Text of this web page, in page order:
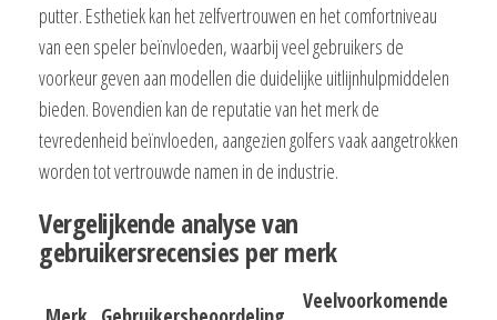
putter. Esthetiek kan het zelfvertrouwen en het comfortniveau
van een speler beïnvloeden, waarbij veel gebruikers de
voorkeur geven aan modellen die duidelijke uitlijnhulpmiddelen
bieden. Bovendien kan de reputatie van het merk de
tevredenheid beïnvloeden, aangezien golfers vaak aangetrokken
worden tot vertrouwde namen in de industrie.
Vergelijkende analyse van
gebruikersrecensies per merk
Veelvoorkomende